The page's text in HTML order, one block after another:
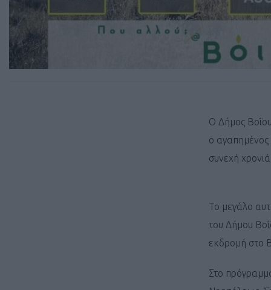
Ο Δήμος
ο αγαπημένος
συνεχή
Το μεγάλο
του Δήμου
εκδρομή στο
Στο